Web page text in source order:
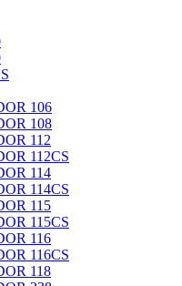
106
108
112
112CS
114
114CS
115
115CS
116
116CS
118